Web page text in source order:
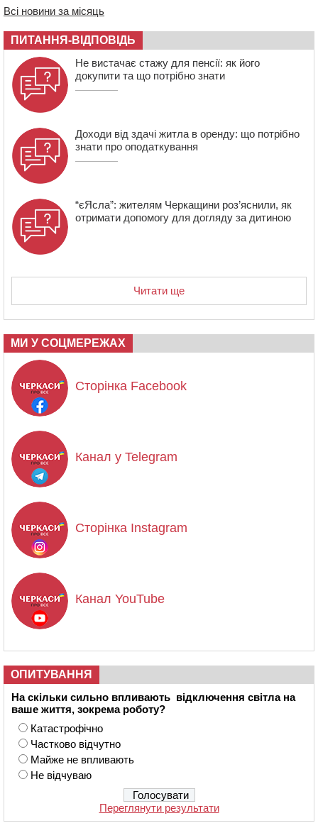
кримінальне провадження
08:44 Безкоштовне харчування, укриття та STEM: Черкаси
готують освітню галузь до нового навчального року
08 СЕРПНЯ 2026, СУБОТА
20:32 Черкаські вершники здобули нагороди української
першості
Всі новини за місяць
ПИТАННЯ-ВІДПОВІДЬ
Не вистачає стажу для пенсії: як його
докупити та що потрібно знати
Доходи від здачі житла в оренду: що потрібно
знати про оподаткування
“єЯсла”: жителям Черкащини роз’яснили, як
отримати допомогу для догляду за дитиною
Читати ще
МИ У СОЦМЕРЕЖАХ
Сторінка Facebook
Канал у Telegram
Сторінка Instagram
Канал YouTube
ОПИТУВАННЯ
На скільки сильно впливають відключення світла на
ваше життя, зокрема роботу?
Катастрофічно
Частково відчутно
Майже не впливають
Не відчуваю
Переглянути результати